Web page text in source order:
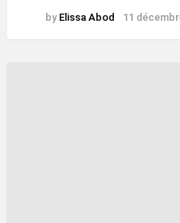
by Elissa Abod 11